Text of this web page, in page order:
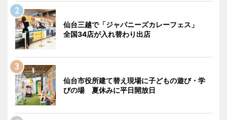
仙台三越で「ジャパニーズカレーフェス」
全国34店が入れ替わり出店
仙台市役所建て替え現場に子どもの遊び・学
びの場 夏休みに平日開放日